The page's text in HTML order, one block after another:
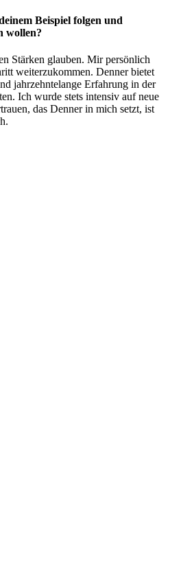
Beispiel folgen und
wollen?
Stärken glauben. Mir persönlich
weiterzukommen. Denner bietet
jahrzehntelange Erfahrung in der
Ich wurde stets intensiv auf neue
das Denner in mich setzt, ist